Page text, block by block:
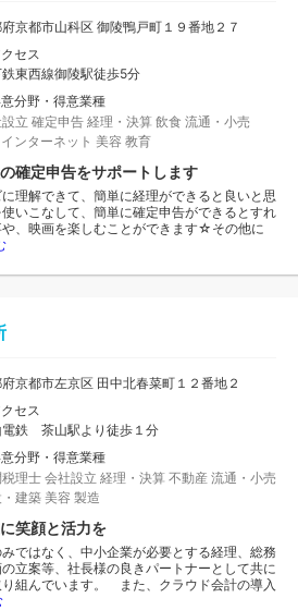
京都市山科区 御陵鴨戸町１９番地２７
セス
東西線御陵駅徒歩5分
分野・得意業種
立 確定申告 経理・決算 飲食 流通・小売
ンターネット 美容 教育
確定申告をサポートします
理解できて、簡単に経理ができると良いと思
いこなして、簡単に確定申告ができるとすれ
、映画を楽しむことができます☆その他に
京都市左京区 田中北春菜町１２番地２
セス
電鉄 茶山駅より徒歩１分
分野・得意業種
税理士 会社設立 経理・決算 不動産 流通・小売
建築 美容 製造
笑顔と活力を
ではなく、中小企業が必要とする経理、総務
立案等、社長様の良きパートナーとして共に
組んでいます。 また、クラウド会計の導入